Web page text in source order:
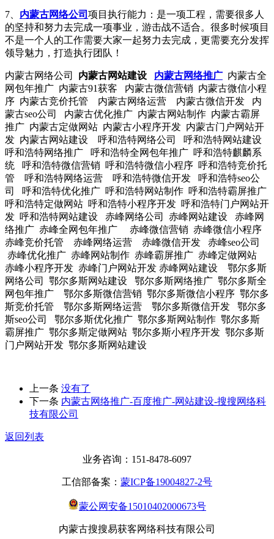
7、 内蒙古网络公司 项目执行能力：是一项工程，需要很多人
的坚持和努力去完成一项事业，游击战不适合。很多时候项目
不是一个人的工作需要大家一起努力去完成，更需要充分发挥
领导魅力，打造执行团队！
内蒙古网络公司 内蒙古网站建设 内蒙古网络推广 内蒙古全
网包年推广 内蒙古91获客 内蒙古微信营销 内蒙古微信小程
序 内蒙古竞价托管 内蒙古网络运营 内蒙古微信开发 内
蒙古seo公司 内蒙古优化推广 内蒙古网站制作 内蒙古霸屏
推广 内蒙古定做网站 内蒙古小程序开发 内蒙古门户网站开
发 内蒙古网站建设 呼和浩特网络公司 呼和浩特网站建设
呼和浩特网络推广 呼和浩特全网包年推广 呼和浩特麒麟系
统 呼和浩特微信营销 呼和浩特微信小程序 呼和浩特竞价托
管 呼和浩特网络运营 呼和浩特微信开发 呼和浩特seo公
司 呼和浩特优化推广 呼和浩特网站制作 呼和浩特霸屏推广
呼和浩特定做网站 呼和浩特小程序开发 呼和浩特门户网站开
发 呼和浩特网站建设 赤峰网络公司 赤峰网站建设 赤峰网
络推广 赤峰全网包年推广 赤峰微信营销 赤峰微信小程序
赤峰竞价托管 赤峰网络运营 赤峰微信开发 赤峰seo公司
赤峰优化推广 赤峰网站制作 赤峰霸屏推广 赤峰定做网站
赤峰小程序开发 赤峰门户网站开发 赤峰网站建设 鄂尔多斯
网络公司 鄂尔多斯网站建设 鄂尔多斯网络推广 鄂尔多斯全
网包年推广 鄂尔多斯微信营销 鄂尔多斯微信小程序 鄂尔多
斯竞价托管 鄂尔多斯网络运营 鄂尔多斯微信开发 鄂尔多
斯seo公司 鄂尔多斯优化推广 鄂尔多斯网站制作 鄂尔多斯
霸屏推广 鄂尔多斯定做网站 鄂尔多斯小程序开发 鄂尔多斯
门户网站开发 鄂尔多斯网站建设
上一条 没有了
下一条 内蒙古网络推广-百度推广-网站建设-搜搜网络科
技有限公司
返回列表
业务咨询：151-8478-6097
工信部备案： 蒙ICP备19004827-2号
蒙公网安备15010402000673号
内蒙古搜搜易获客网络科技有限公司